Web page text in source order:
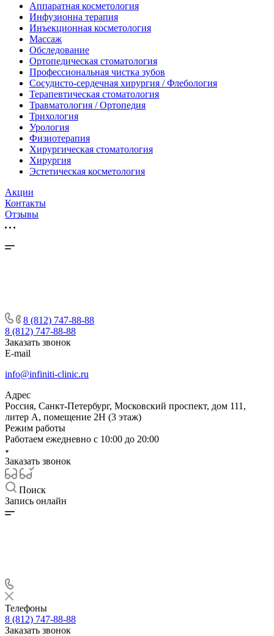
Аппаратная косметология
Инфузионна терапия
Инъекционная косметология
Массаж
Обследование
Ортопедическая стоматология
Профессиональная чистка зубов
Сосудисто-сердечная хирургия / Флебология
Терапевтическая стоматология
Травматология / Ортопедия
Трихология
Урология
Физиотерапия
Хирургическая стоматология
Хирургия
Эстетическая косметология
Акции
Контакты
Отзывы
8 (812) 747-88-88
8 (812) 747-88-88
Заказать звонок
E-mail
info@infiniti-clinic.ru
Адрес
Россия, Санкт-Петербург, Московский проспект, дом 111,
литер А, помещение 2Н (3 этаж)
Режим работы
Работаем ежедневно с 10:00 до 20:00
Заказать звонок
Поиск
Запись онлайн
Телефоны
8 (812) 747-88-88
Заказать звонок